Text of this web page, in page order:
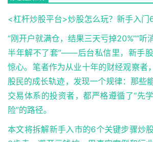
<杠杆炒股平台>炒股怎么玩？新手入门
“刚开户就满仓，结果三天亏掉20%”“听
半年解不了套”——后台私信里，新手
惊心。笔者作为从业十年的财经观察者
股民的成长轨迹，发现一个规律：那些
交易体系的投资者，都严格遵循了“先
险”的路径。
本文将拆解新手入市的6个关键步骤炒